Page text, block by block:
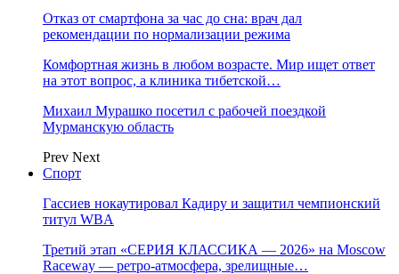
Отказ от смартфона за час до сна: врач дал
рекомендации по нормализации режима
Комфортная жизнь в любом возрасте. Мир ищет ответ
на этот вопрос, а клиника тибетской…
Михаил Мурашко посетил с рабочей поездкой
Мурманскую область
Prev Next
Спорт
Гассиев нокаутировал Кадиру и защитил чемпионский
титул WBA
Третий этап «СЕРИЯ КЛАССИКА — 2026» на Moscow
Raceway — ретро‑атмосфера, зрелищные…